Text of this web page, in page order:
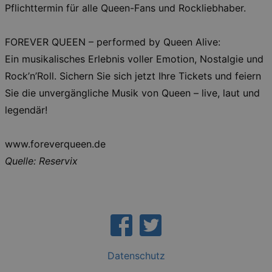
Pflichttermin für alle Queen-Fans und Rockliebhaber.
FOREVER QUEEN – performed by Queen Alive:
Ein musikalisches Erlebnis voller Emotion, Nostalgie und
Rock’n’Roll. Sichern Sie sich jetzt Ihre Tickets und feiern
Sie die unvergängliche Musik von Queen – live, laut und
legendär!
www.foreverqueen.de
Quelle: Reservix
Datenschutz
gebraucht. Zum Beispiel für das Login in Ihren
Name Provider / Domain
ab
CookieScriptConsent
CookieScript
dresden.de
29
7
This
www.kulturkalender-
dresden.de